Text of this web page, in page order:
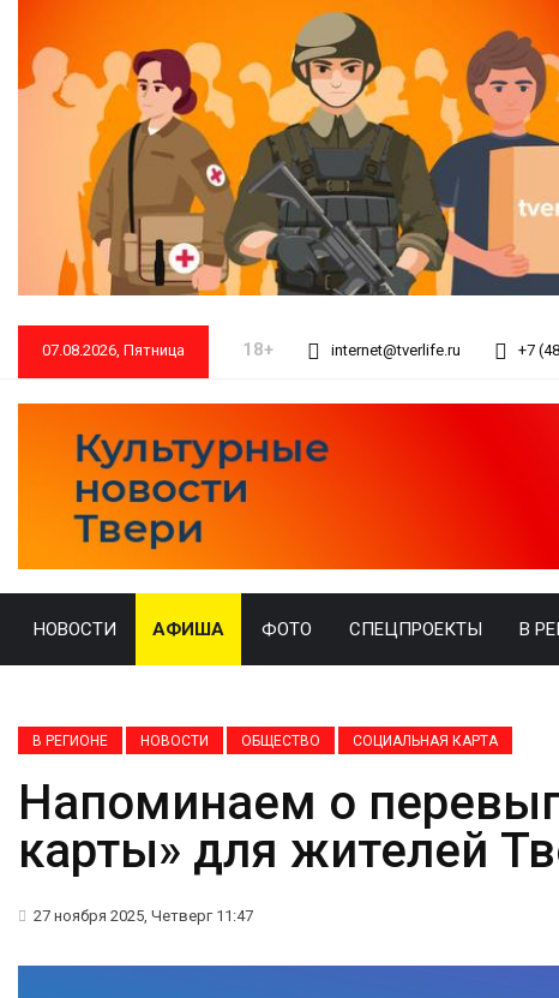
07.08.2026, Пятница 18+ internet@tverlife.ru +7
НОВОСТИ АФИША ФОТО СПЕЦПРОЕКТЫ В
В РЕГИОНЕ НОВОСТИ ОБЩЕСТВО СОЦИАЛЬНАЯ КАРТА
Напоминаем о
карты» для жителей
27 ноября 2025, Четверг 11:47